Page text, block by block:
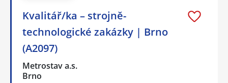
Kvalitář/ka – strojně-
technologické zakázky | Brno
(A2097)
Metrostav a.s.
Brno